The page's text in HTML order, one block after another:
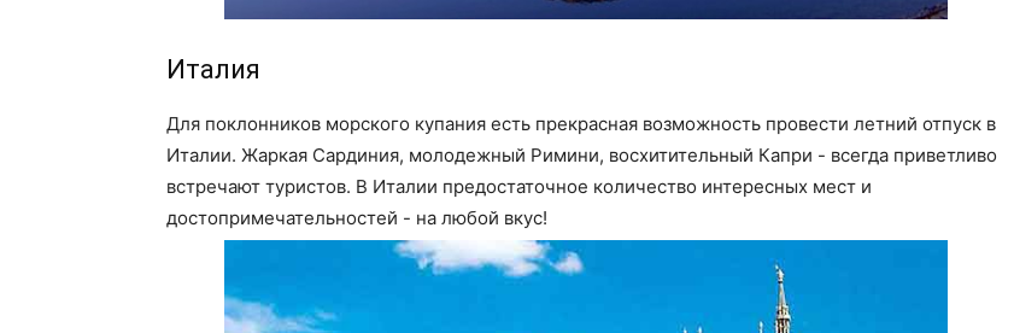
Италия
Для поклонников морского купания есть прекрасная возможность провести летний отпуск в
Италии. Жаркая Сардиния, молодежный Римини, восхитительный Капри - всегда приветливо
встречают туристов. В Италии предостаточное количество интересных мест и
достопримечательностей - на любой вкус!